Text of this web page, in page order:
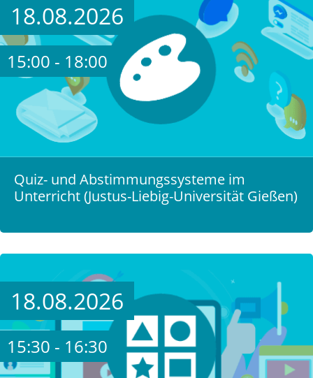
18.08.2026
15:00 - 18:00
Quiz- und Abstimmungssysteme im
Unterricht (Justus-Liebig-Universität Gießen)
18.08.2026
15:30 - 16:30